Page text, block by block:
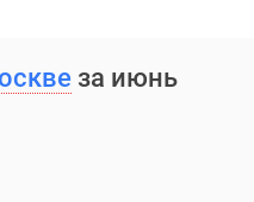
за июнь